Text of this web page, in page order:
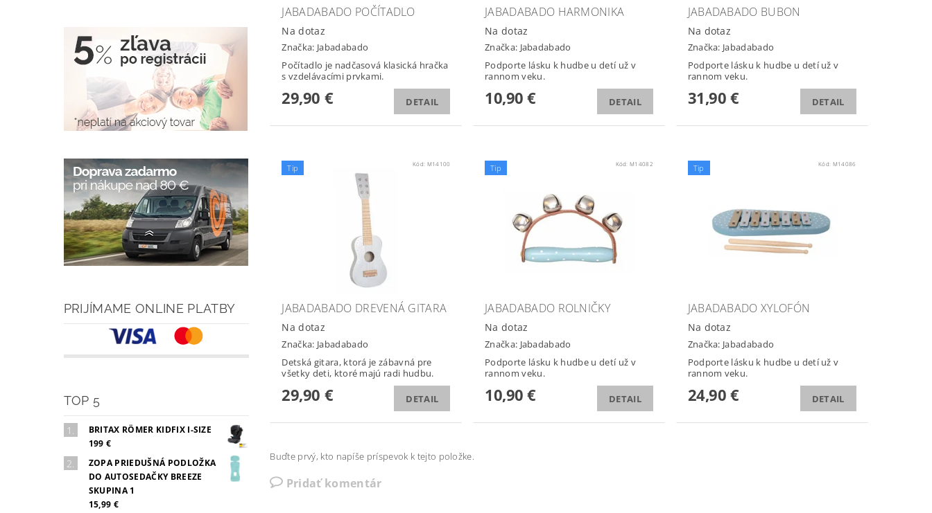
PRIJÍMAME ONLINE PLATBY
TOP 5
BRITAX RÖMER KIDFIX I-SIZE
199 €
ZOPA PRIEDUŠNÁ PODLOŽKA
DO AUTOSEDAČKY BREEZE
SKUPINA 1
15,99 €
JABADABADO POČÍTADLO
Na dotaz
Značka: Jabadabado
Počítadlo je nadčasová klasická hračka
s vzdelávacími prvkami.
29,90 € DETAIL
JABADABADO HARMONIKA
Na dotaz
Značka: Jabadabado
Podporte lásku k hudbe u detí už v
rannom veku.
10,90 € DETAIL
JABADABADO BUBON
Na dotaz
Značka: Jabadabado
Podporte lásku k hudbe u detí už v
rannom veku.
31,90 € DETAIL
Tip Kód: M14100
JABADABADO DREVENÁ GITARA
Na dotaz
Značka: Jabadabado
Detská gitara, ktorá je zábavná pre
všetky deti, ktoré majú radi hudbu.
29,90 € DETAIL
Tip Kód:M14082
JABADABADO ROLNIČKY
Na dotaz
Značka: Jabadabado
Podporte lásku k hudbe u detí už v
rannom veku.
10,90 € DETAIL
Tip Kód: M14086
JABADABADO XYLOFÓN
Na dotaz
Značka: Jabadabado
Podporte lásku k hudbe u detí už v
rannom veku.
24,90 € DETAIL
Buďte prvý, kto napíše príspevok k tejto položke.
Pridať komentár